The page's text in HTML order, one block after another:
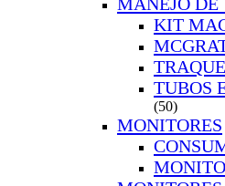
KIT
TUBOS
(50)
MONITORES